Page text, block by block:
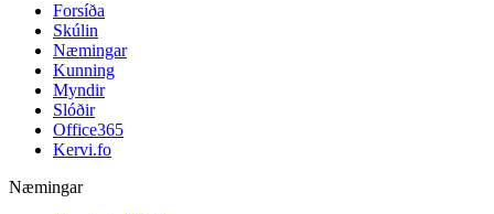
Forsíða
Skúlin
Næmingar
Kunning
Myndir
Slóðir
Office365
Kervi.fo
Næmingar